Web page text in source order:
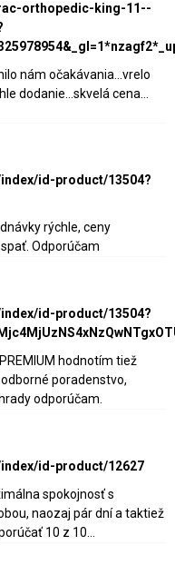
orthopedic-king-11--
nám očakávania...vrelo
dodanie...skvelá cena...
id-product/13504?
rýchle, ceny
Odporúčam
id-product/13504?
hodnotím tiež
poradenstvo,
odporúčam.
id-product/12627
spokojnosť s
naozaj pár dní a taktiež
10 z 10...